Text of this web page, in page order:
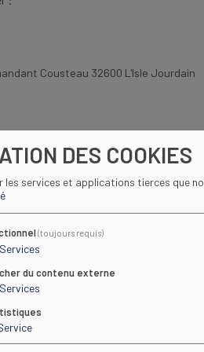
32600 L'Isle Jourdain
Animation
dessous. Une fois sur le site,
est obligatoire pour toute inscription
DES COOKIES
les services et applications tierces que
(toujours requis)
Services
du contenu externe
Services